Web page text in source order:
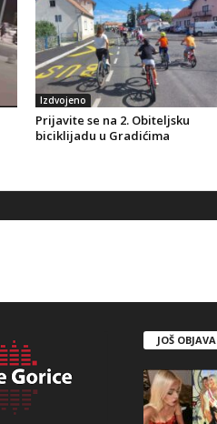
Izdvojeno
Prijavite se na 2. Obiteljsku
biciklijadu u Gradićima
JOŠ OBJAVA